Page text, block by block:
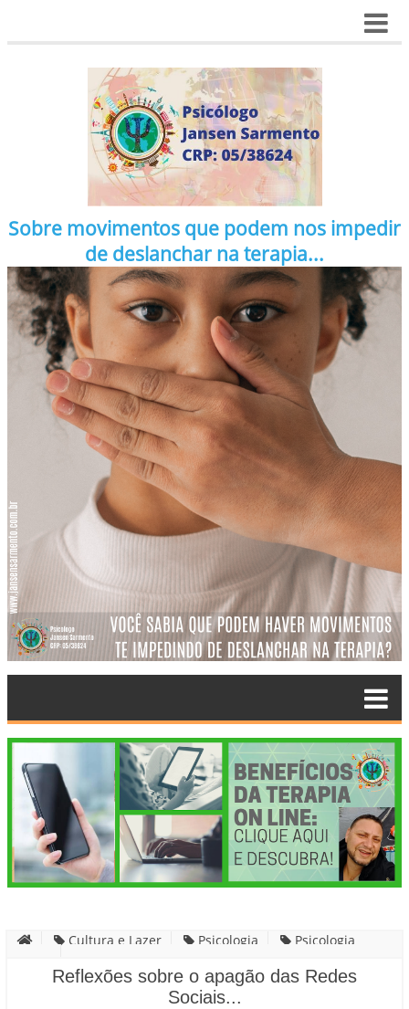
Sobre movimentos que podem nos impedir
de deslanchar na terapia...
Cultura e Lazer Psicologia
Psicologia
Reflexões sobre o apagão das Redes
Sociais...